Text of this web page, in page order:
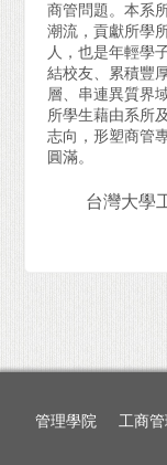
商管問題。本系
潮流，貢獻所學
人，也是年輕學
結校友、累積豐
層、串連異質界
所學生藉由系所
志向，形塑商管
圓滿。
台灣大學
管理學院 工商